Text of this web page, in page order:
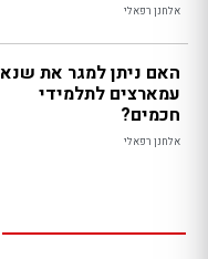
אלחנן רפאלי
האם ניתן למגר את
עמארצים לתלמידי
חכמים?
אלחנן רפאלי